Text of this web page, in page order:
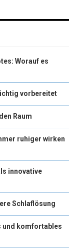
Worauf es
vorbereitet
Raum
ruhiger wirken
innovative
Schlaflösung
und komfortables